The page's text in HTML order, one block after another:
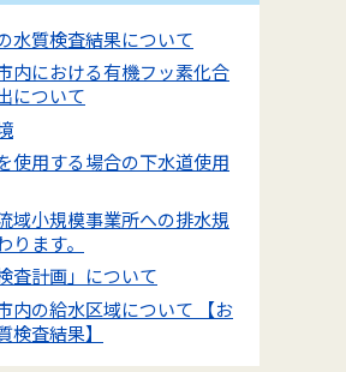
水質検査結果について
内における有機フッ素化合
について
使用する場合の下水道使用
域小規模事業所への排水規
ります。
査計画」について
内の給水区域について 【お
検査結果】